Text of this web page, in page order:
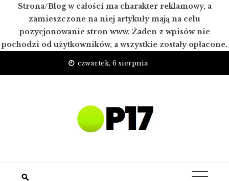
Strona/Blog w całości ma charakter reklamowy, a
zamieszczone na niej artykuły mają na celu
pozycjonowanie stron www. Żaden z wpisów nie
pochodzi od użytkowników, a wszystkie zostały opłacone.
czwartek, 6 sierpnia